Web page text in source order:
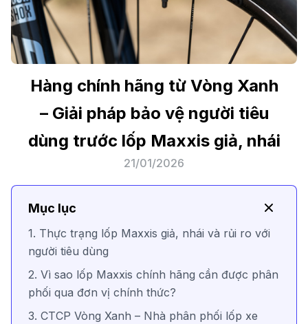
Hàng chính hãng từ Vòng Xanh
– Giải pháp bảo vệ người tiêu
dùng trước lốp Maxxis giả, nhái
21/01/2026
Mục lục
1. Thực trạng lốp Maxxis giả, nhái và rủi ro với
người tiêu dùng
2. Vì sao lốp Maxxis chính hãng cần được phân
phối qua đơn vị chính thức?
3. CTCP Vòng Xanh – Nhà phân phối lốp xe